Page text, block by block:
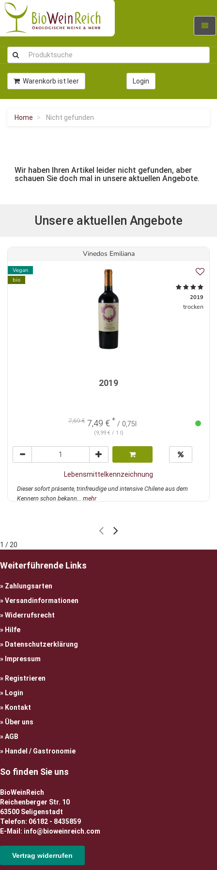
Warenkorb ist leer Login
Home Nicht gefunden
Wir haben Ihren Artikel leider nicht gefunden, aber
schauen Sie doch mal in unsere aktuellen Angebote.
Unsere aktuellen Angebote
Vinedos Emiliana
Vegan
bio
2019
trocken
2019
7,69 €7,49 € * / 0,75l
(9,99 € / 1 l)
Lebensmittelkennzeichnung
Dieser sofort präsente, trinfreudige und intensive Chilene aus dem
Kennern schon bekann... mehr
1 / 20
Weiterführende Links
Zahlungsarten
Versandinformationen
Widerrufsrecht
Hilfe
Datenschutzerklärung
Impressum
Registrieren
Login
Kontakt
Über uns
AGB
Handel / Gastronomie
So finden Sie uns
BioWeinReich
Reichenberger Str. 10
63500 Seligenstadt
Telefon: 06182 - 8435859
E-Mail: info@bioweinreich.com
Vertrag widerrufen